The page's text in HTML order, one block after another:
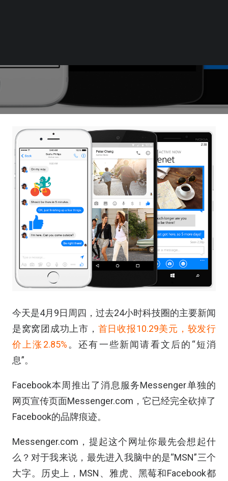
今天是4月9日周四，过去24小时科技圈的主要新闻
是窝窝团成功上市， 首日收报10.29美元，较发行
价上涨2.85% 。还有一些新闻请看文后的“短消
息”。
Facebook本周推出了消息服务Messenger单独的
网页宣传页面Messenger.com，它已经完全砍掉了
Facebook的品牌痕迹。
Messenger.com，提起这个网址你最先会想起什
么？对于我来说，最先进入我脑中的是“MSN”三个
大字。历史上，MSN、雅虎、黑莓和Facebook都